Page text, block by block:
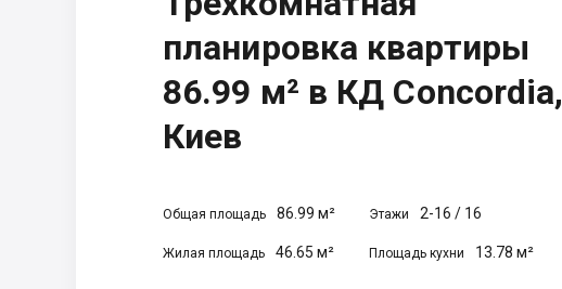
планировка квартиры
86.99 м² в КД Concordia,
Киев
Общая площадь 86.99 м² Этажи 2-16 / 16
Жилая площадь 46.65 м² Площадь кухни 13.78 м²